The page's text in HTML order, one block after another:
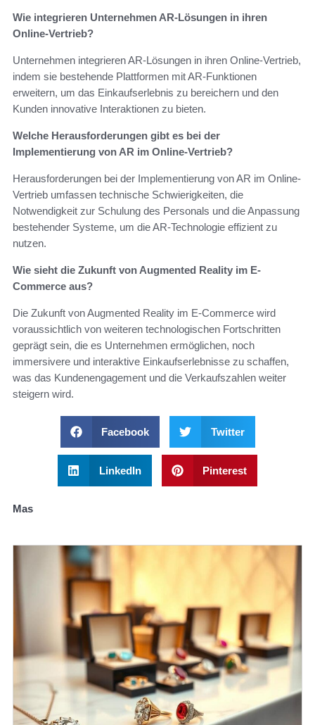
Wie integrieren Unternehmen AR-Lösungen in ihren
Online-Vertrieb?
Unternehmen integrieren AR-Lösungen in ihren Online-Vertrieb,
indem sie bestehende Plattformen mit AR-Funktionen
erweitern, um das Einkaufserlebnis zu bereichern und den
Kunden innovative Interaktionen zu bieten.
Welche Herausforderungen gibt es bei der
Implementierung von AR im Online-Vertrieb?
Herausforderungen bei der Implementierung von AR im Online-
Vertrieb umfassen technische Schwierigkeiten, die
Notwendigkeit zur Schulung des Personals und die Anpassung
bestehender Systeme, um die AR-Technologie effizient zu
nutzen.
Wie sieht die Zukunft von Augmented Reality im E-
Commerce aus?
Die Zukunft von Augmented Reality im E-Commerce wird
voraussichtlich von weiteren technologischen Fortschritten
geprägt sein, die es Unternehmen ermöglichen, noch
immersivere und interaktive Einkaufserlebnisse zu schaffen,
was das Kundenengagement und die Verkaufszahlen weiter
steigern wird.
Facebook Twitter
LinkedIn Pinterest
Mas